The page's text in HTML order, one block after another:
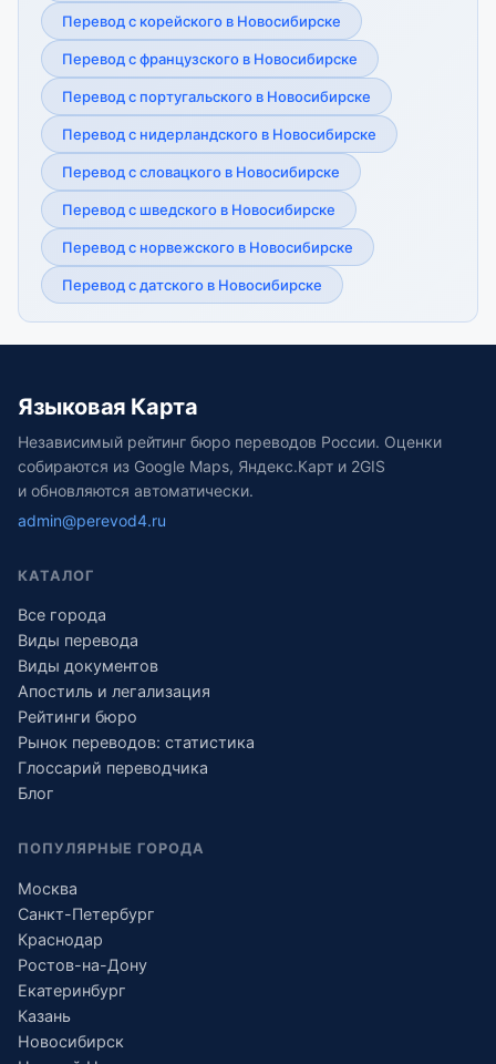
Перевод с корейского в Новосибирске
Перевод с французского в Новосибирске
Перевод с португальского в Новосибирске
Перевод с нидерландского в Новосибирске
Перевод с словацкого в Новосибирске
Перевод с шведского в Новосибирске
Перевод с норвежского в Новосибирске
Перевод с датского в Новосибирске
Языковая Карта
Независимый рейтинг бюро переводов России. Оценки
собираются из Google Maps, Яндекс.Карт и 2GIS
и обновляются автоматически.
admin@perevod4.ru
КАТАЛОГ
Все города
Виды перевода
Виды документов
Апостиль и легализация
Рейтинги бюро
Рынок переводов: статистика
Глоссарий переводчика
Блог
ПОПУЛЯРНЫЕ ГОРОДА
Москва
Санкт-Петербург
Краснодар
Ростов-на-Дону
Екатеринбург
Казань
Новосибирск